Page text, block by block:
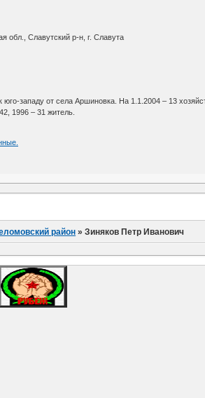
обл., Славутский р-н, г. Славута
юго-западу от села Аршиновка. На 1.1.2004 – 13
1996 – 31 житель.
район »Зиняков Петр Иванович